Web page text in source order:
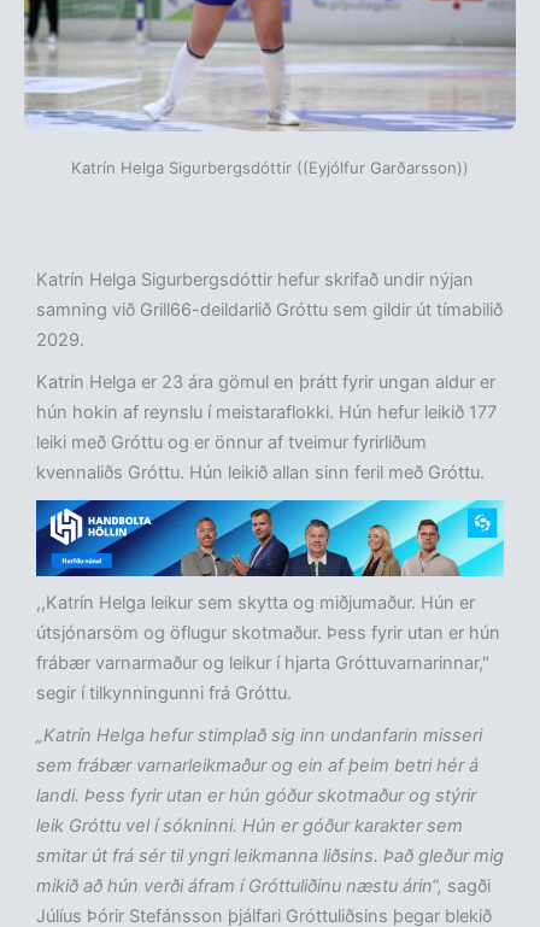
Katrín Helga Sigurbergsdóttir ((Eyjólfur Garðarsson))
Katrín Helga Sigurbergsdóttir hefur skrifað undir nýjan
samning við Grill66-deildarlið Gróttu sem gildir út tímabilið
2029.
Katrín Helga er 23 ára gömul en þrátt fyrir ungan aldur er
hún hokin af reynslu í meistaraflokki. Hún hefur leikið 177
leiki með Gróttu og er önnur af tveimur fyrirliðum
kvennaliðs Gróttu. Hún leikið allan sinn feril með Gróttu.
,,Katrín Helga leikur sem skytta og miðjumaður. Hún er
útsjónarsöm og öflugur skotmaður. Þess fyrir utan er hún
frábær varnarmaður og leikur í hjarta Gróttuvarnarinnar,"
segir í tilkynningunni frá Gróttu.
„Katrín Helga hefur stimplað sig inn undanfarin misseri
sem frábær varnarleikmaður og ein af þeim betri hér á
landi. Þess fyrir utan er hún góður skotmaður og stýrir
leik Gróttu vel í sókninni. Hún er góður karakter sem
smitar út frá sér til yngri leikmanna liðsins. Það gleður mig
mikið að hún verði áfram í Gróttuliðinu næstu árin“, sagði
Júlíus Þórir Stefánsson þjálfari Gróttuliðsins þegar blekið